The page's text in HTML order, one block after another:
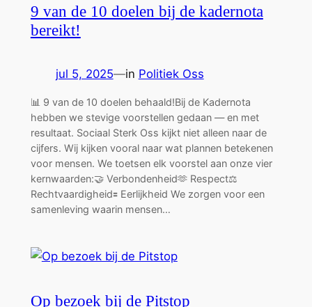
9 van de 10 doelen bij de kadernota
bereikt!
jul 5, 2025—in Politiek Oss
📊 9 van de 10 doelen behaald!Bij de Kadernota
hebben we stevige voorstellen gedaan — en met
resultaat. Sociaal Sterk Oss kijkt niet alleen naar de
cijfers. Wij kijken vooral naar wat plannen betekenen
voor mensen. We toetsen elk voorstel aan onze vier
kernwaarden:🤝 Verbondenheid🫶 Respect⚖️
Rechtvaardigheid🟰 Eerlijkheid We zorgen voor een
samenleving waarin mensen…
Op bezoek bij de Pitstop